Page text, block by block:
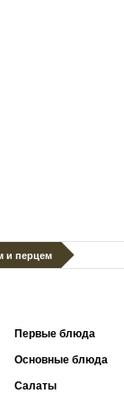
и перцем
Первые блюда
Основные блюда
Салаты